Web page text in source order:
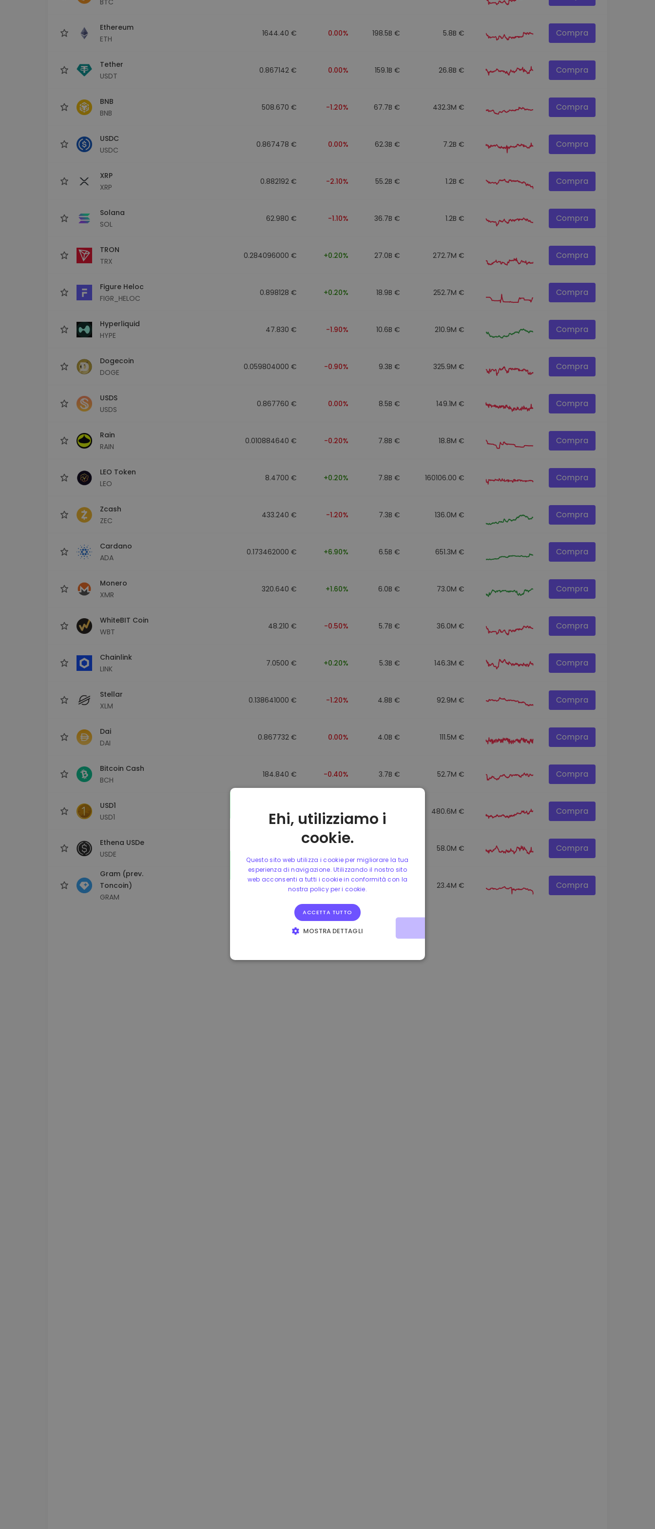
Ethereum
ETH
1644.40 € 0.00% 198.5B € 5.8B € Compra
Tether
USDT
0.867142 € 0.00% 159.1B € 26.8B € Compra
BNB
BNB
508.670 € -1.20% 67.7B € 432.3M € Compra
USDC
USDC
0.867478 € 0.00% 62.3B € 7.2B € Compra
XRP
XRP
0.882192 € -2.10% 55.2B € 1.2B € Compra
Solana
SOL
62.980 € -1.10% 36.7B € 1.2B € Compra
TRON
TRX
0.284096000 € +0.20% 27.0B € 272.7M € Compra
Figure Heloc
FIGR_HELOC
0.898128 € +0.20% 18.9B € 252.7M € Compra
Hyperliquid
HYPE
47.830 € -1.90% 10.6B € 210.9M € Compra
Dogecoin
DOGE
0.059804000 € -0.90% 9.3B € 325.9M € Compra
USDS
USDS
0.867760 € 0.00% 8.5B € 149.1M € Compra
Rain
RAIN
0.010884640 € -0.20% 7.8B € 18.8M € Compra
LEO Token
LEO
8.4700 € +0.20% 7.8B € 160106.00 € Compra
Zcash
ZEC
433.240 € -1.20% 7.3B € 136.0M € Compra
Cardano
ADA
0.173462000 € +6.90% 6.5B € 651.3M € Compra
Monero
XMR
320.640 € +1.60% 6.0B € 73.0M € Compra
WhiteBIT Coin
WBT
48.210 € -0.50% 5.7B € 36.0M € Compra
Chainlink
LINK
7.0500 € +0.20% 5.3B € 146.3M € Compra
Stellar
XLM
0.138641000 € -1.20% 4.8B € 92.9M € Compra
Dai
DAI
0.867732 € 0.00% 4.0B € 111.5M € Compra
Bitcoin Cash
BCH
184.840 € -0.40% 3.7B € 52.7M € Compra
USD1
USD1
0.867499 € 0.00% 3.5B € 480.6M € Compra
Ethena USDe
USDE
58.0M € Compra
Gram (prev.
Toncoin)
GRAM
-4.10% 23.4M € Compra
Ehi, utilizziamo i
cookie.
Questo sito web utilizza i cookie per migliorare la tua
esperienza di navigazione. Utilizzando il nostro sito
web acconsenti a tutti i cookie in conformità con la
nostra policy per i cookie.
ACCETTA TUTTO
MOSTRA DETTAGLI